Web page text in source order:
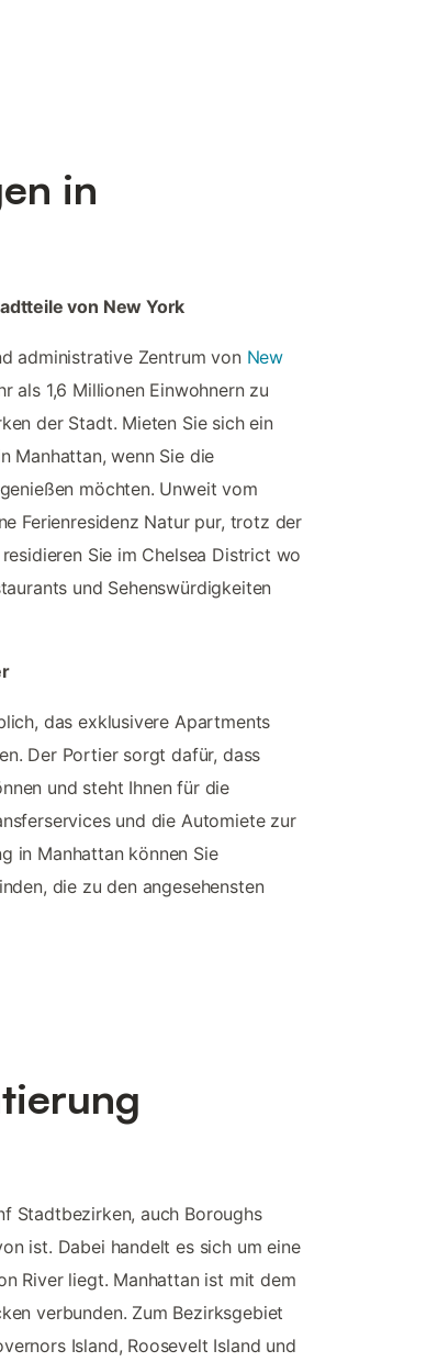
in
von New York
administrative Zentrum von New
als 1,6 Millionen Einwohnern zu
der Stadt. Mieten Sie sich ein
Manhattan, wenn Sie die
möchten. Unweit vom
Ferienresidenz Natur pur, trotz der
Sie im Chelsea District wo
und Sehenswürdigkeiten
das exklusivere Apartments
Der Portier sorgt dafür, dass
und steht Ihnen für die
und die Automiete zur
in Manhattan können Sie
die zu den angesehensten
Stadtbezirken, auch Boroughs
ist. Dabei handelt es sich um eine
River liegt. Manhattan ist mit dem
verbunden. Zum Bezirksgebiet
Island, Roosevelt Island und